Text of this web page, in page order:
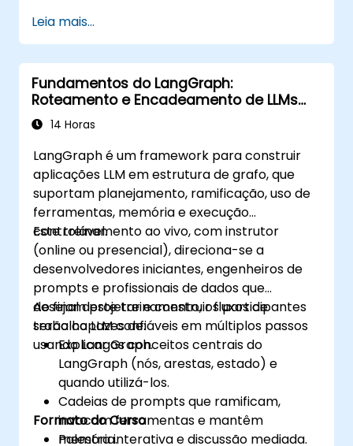
Leia mais...
Fundamentos do LangGraph:
Roteamento e Encadeamento de LLMs
Baseado em Grafos
14 Horas
LangGraph é um framework para construir
aplicações LLM em estrutura de grafo, que
suportam planejamento, ramificação, uso de
ferramentas, memória e execução
controlável.
Este treinamento ao vivo, com instrutor
(online ou presencial), direciona-se a
desenvolvedores iniciantes, engenheiros de
prompts e profissionais de dados que
desejam projetar e construir fluxos de
trabalho LLM confiáveis em múltiplos passos
usando LangGraph.
Ao final deste treinamento, os participantes
serão capazes de:
Explicar os conceitos centrais do
LangGraph (nós, arestas, estado) e
quando utilizá-los.
Cadeias de prompts que ramificam,
invocam ferramentas e mantêm
memória.
Formato do Curso
Palestra interativa e discussão mediada.